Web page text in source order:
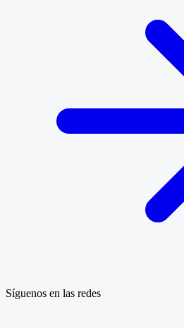
Síguenos en las redes